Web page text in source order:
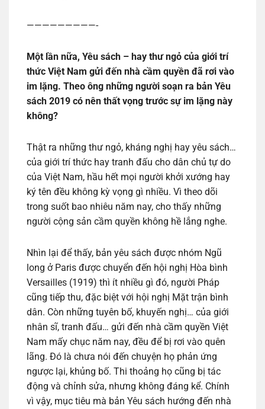
—————————-
Một lần nữa, Yêu sách – hay thư ngỏ của giới trí
thức Việt Nam gửi đến nhà cầm quyền đã rơi vào
im lặng. Theo ông những người soạn ra bản Yêu
sách 2019 có nên thất vọng trước sự im lặng này
không?
Thật ra những thư ngỏ, kháng nghị hay yêu sách…
của giới trí thức hay tranh đấu cho dân chủ tự do
của Việt Nam, hầu hết mọi người khởi xướng hay
ký tên đều không kỳ vọng gì nhiều. Vì theo dõi
trong suốt bao nhiêu năm nay, cho thấy những
người cộng sản cầm quyền không hề lắng nghe.
Nhìn lại để thấy, bản yêu sách được nhóm Ngũ
long ở Paris được chuyển đến hội nghị Hòa bình
Versailles (1919) thì ít nhiều gì đó, người Pháp
cũng tiếp thu, đặc biệt với hội nghị Mặt trận bình
dân. Còn những tuyên bố, khuyến nghị… của giới
nhân sĩ, tranh đấu… gửi đến nhà cầm quyền Việt
Nam mấy chục năm nay, đều để bị rơi vào quên
lãng. Đó là chưa nói đến chuyện họ phản ứng
ngược lại, khủng bố. Thi thoảng họ cũng bị tác
động và chỉnh sửa, nhưng không đáng kể. Chính
vì vậy, mục tiêu mà bản Yêu sách hướng đến nhà